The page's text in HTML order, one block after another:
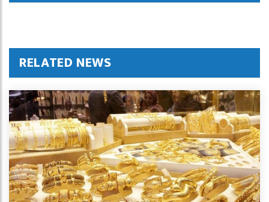
RELATED NEWS